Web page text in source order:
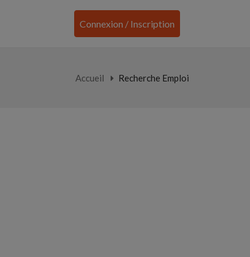
Connexion / Inscription
Accueil Recherche Emploi